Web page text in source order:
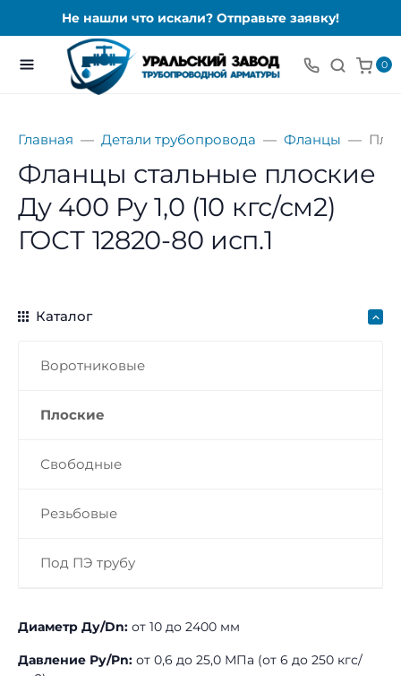
Не нашли что искали? Отправьте заявку!
0
Главная Детали трубопровода Фланцы
Фланцы стальные плоские
Ду 400 Ру 1,0 (10 кгс/см2)
ГОСТ 12820-80 исп.1
Каталог
Воротниковые
Плоские
Свободные
Резьбовые
Под ПЭ трубу
Диаметр Ду/Dn: от 10 до 2400 мм
Давление Ру/Pn: от 0,6 до 25,0 МПа (от 6 до 250 кгс/